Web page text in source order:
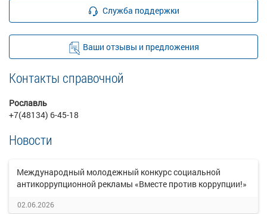
Служба поддержки
Ваши отзывы и предложения
Контакты справочной
Рославль
+7(48134) 6-45-18
Новости
Международный молодежный конкурс социальной
антикоррупционной рекламы «Вместе против коррупции!»
02.06.2026